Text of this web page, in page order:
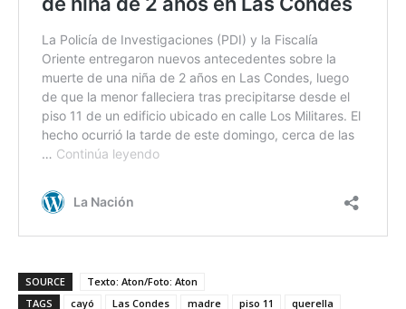
SOURCE
Texto: Aton/Foto: Aton
TAGS
cayó Las Condes madre piso 11 querella